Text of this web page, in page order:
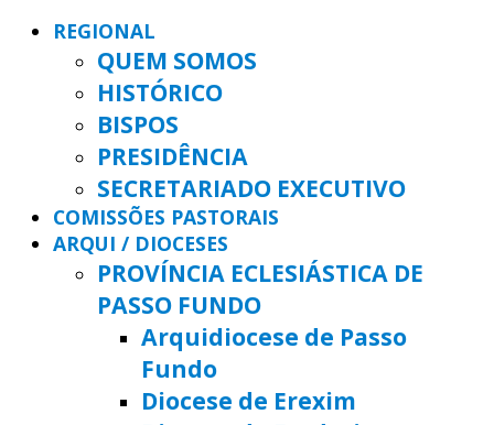
REGIONAL
QUEM SOMOS
HISTÓRICO
BISPOS
PRESIDÊNCIA
SECRETARIADO EXECUTIVO
COMISSÕES PASTORAIS
ARQUI / DIOCESES
PROVÍNCIA ECLESIÁSTICA DE
PASSO FUNDO
Arquidiocese de Passo
Fundo
Diocese de Erexim